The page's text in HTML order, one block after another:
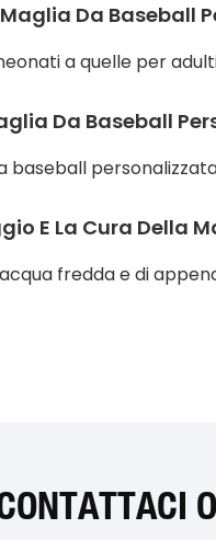
Maglia Da
a quelle per
Da Baseball
baseball
E La Cura Della
fredda e di